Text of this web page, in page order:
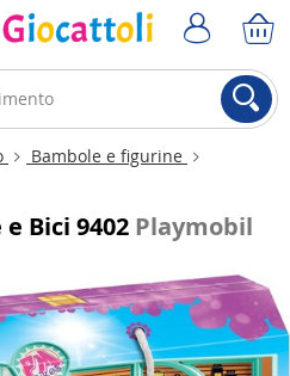
Bambole e figurine
Bici 9402 Playmobil